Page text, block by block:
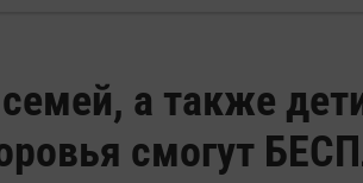
а также
смогут